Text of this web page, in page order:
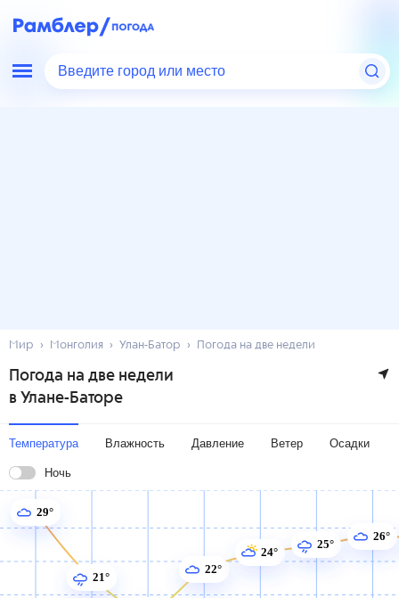
Введите город или место
Мир Монголия Улан-Батор Погода на две недели
Погода на две недели
в Улане-Баторе
Температура Влажность Давление Ветер Осадки
Ночь
29°
21° 22°
24° 25° 26°